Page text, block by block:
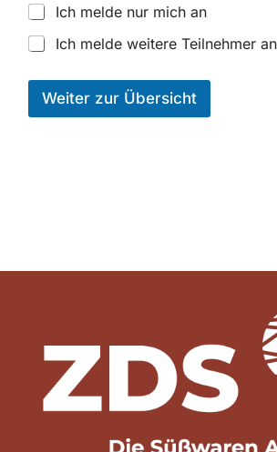
Ich melde nur mich an
Ich melde weitere Teilnehmer an
Weiter zur Übersicht